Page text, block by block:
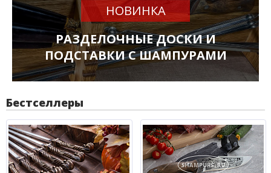
НОВИНКА
РАЗДЕЛОЧНЫЕ ДОСКИ И
ПОДСТАВКИ С ШАМПУРАМИ
Бестселлеры